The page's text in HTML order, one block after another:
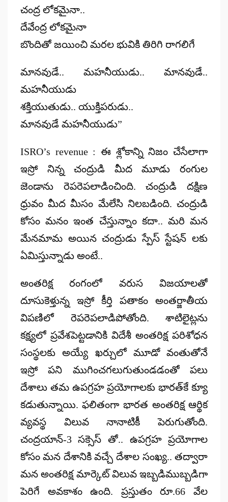
చంద్ర లోకమైనా..
దేవేంద్ర లోకమైనా
బొందితో జయించి మరల భువికి తిరిగి రాగలిగే
మానవుడే.. మహనీయుడు.. మానవుడే..
మహనీయుడు
శక్తియుతుడు.. యుక్తిపరుడు..
మానవుడే మహనీయుడు”
ISRO’s revenue : ఈ శ్లోకాన్ని నిజం చేసేలాగా
ఇస్రో నిన్న చంద్రుడి మీద మూడు రంగుల
జెండాను రెపరెపలాడించింది. చంద్రుడి దక్షిణ
ధ్రువం మీద మీసం మేలేసి నిలబడింది. చంద్రుడి
కోసం మనం ఇంత చేస్తున్నాం కదా.. మరి మన
మేనమామ అయిన చంద్రుడు స్పేస్ స్టేషన్ లకు
ఏమిస్తున్నాడు అంటే..
అంతరిక్ష రంగంలో వరుస విజయాలతో
దూసుకెళ్తున్న ఇస్రో కీర్తి పతాకం అంతర్జాతీయ
విపణిలో రెపరెపలాడిపోతోంది. శాటిలైట్లను
కక్ష్యలో ప్రవేశపెట్టడానికి విదేశీ అంతరిక్ష పరిశోధన
సంస్థలకు అయ్యే ఖర్చులో మూడో వంతుతోనే
ఇస్రో పని ముగించగలుగుతుండడంతో పలు
దేశాలు తమ ఉపగ్రహ ప్రయోగాలకు భారత్‌కే క్యూ
కడుతున్నాయి. ఫలితంగా భారత అంతరిక్ష ఆర్థిక
వ్యవస్థ విలువ నానాటికీ పెరుగుతోంది.
చంద్రయాన్‌-3 సక్సెస్ తో.. ఉపగ్రహ ప్రయోగాల
కోసం మన దేశానికి వచ్చే దేశాల సంఖ్య.. తద్వారా
మన అంతరిక్ష మార్కెట్‌ విలువ ఇబ్బడిముబ్బడిగా
పెరిగే అవకాశం ఉంది. ప్రస్తుతం రూ.66 వేల